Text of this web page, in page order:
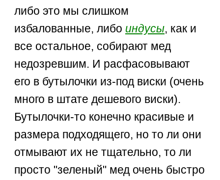
либо это мы слишком
избалованные, либо индусы, как и
все остальное, собирают мед
недозревшим. И расфасовывают
его в бутылочки из-под виски (очень
много в штате дешевого виски).
Бутылочки-то конечно красивые и
размера подходящего, но то ли они
отмывают их не тщательно, то ли
просто "зеленый" мед очень быстро